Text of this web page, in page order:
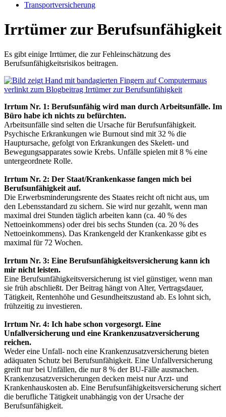
Transportversicherung
Irrtümer zur Berufsunfähigkeit
Es gibt einige Irrtümer, die zur Fehleinschätzung des
Berufsunfähigkeitsrisikos beitragen.
Irrtum Nr. 1: Berufsunfähig wird man durch Arbeitsunfälle. Im
Büro habe ich nichts zu befürchten.
Arbeitsunfälle sind selten die Ursache für Berufsunfähigkeit.
Psychische Erkrankungen wie Burnout sind mit 32 % die
Hauptursache, gefolgt von Erkrankungen des Skelett- und
Bewegungsapparates sowie Krebs. Unfälle spielen mit 8 % eine
untergeordnete Rolle.
Irrtum Nr. 2: Der Staat/Krankenkasse fangen mich bei
Berufsunfähigkeit auf.
Die Erwerbsminderungsrente des Staates reicht oft nicht aus, um
den Lebensstandard zu sichern. Sie wird nur gezahlt, wenn man
maximal drei Stunden täglich arbeiten kann (ca. 40 % des
Nettoeinkommens) oder drei bis sechs Stunden (ca. 20 % des
Nettoeinkommens). Das Krankengeld der Krankenkasse gibt es
maximal für 72 Wochen.
Irrtum Nr. 3: Eine Berufsunfähigkeitsversicherung kann ich
mir nicht leisten.
Eine Berufsunfähigkeitsversicherung ist viel günstiger, wenn man
sie früh abschließt. Der Beitrag hängt von Alter, Vertragsdauer,
Tätigkeit, Rentenhöhe und Gesundheitszustand ab. Es lohnt sich,
frühzeitig zu investieren.
Irrtum Nr. 4: Ich habe schon vorgesorgt. Eine
Unfallversicherung und eine Krankenzusatzversicherung
reichen.
Weder eine Unfall- noch eine Krankenzusatzversicherung bieten
adäquaten Schutz bei Berufsunfähigkeit. Eine Unfallversicherung
greift nur bei Unfällen, die nur 8 % der BU-Fälle ausmachen.
Krankenzusatzversicherungen decken meist nur Arzt- und
Krankenhauskosten ab. Eine Berufsunfähigkeitsversicherung sichert
die berufliche Tätigkeit unabhängig von der Ursache der
Berufsunfähigkeit.